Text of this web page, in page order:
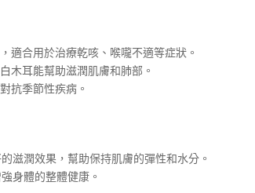
適合用於治療乾咳、喉嚨不適等症狀。
木耳能幫助滋潤肌膚和肺部。
抗季節性疾病。
滋潤效果，幫助保持肌膚的彈性和水分。
身體的整體健康。